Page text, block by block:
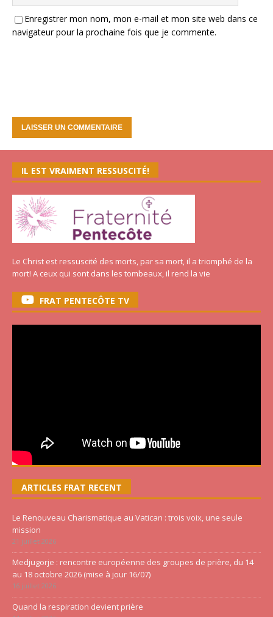
Enregistrer mon nom, mon e-mail et mon site web dans ce
navigateur pour la prochaine fois que je commente.
IL EST VRAIMENT RESSUSCITÉ!
Le Christ est ressuscité des morts, par sa mort, il a triomphé de la
mort! A ceux qui sont dans les tombeaux, il rend la vie
FRAT PENTECÔTE TV
ARTICLES FRAT RECENT
Le Renouveau Charismatique au Vatican : trois voix, une seule
mission
21 juillet 2026
Medjugorje : rencontre européenne des groupes de prière, du 14
au 18 octobre 2026 (mise à jour 16/07)
16 juillet 2026
Quand la respiration devient prière